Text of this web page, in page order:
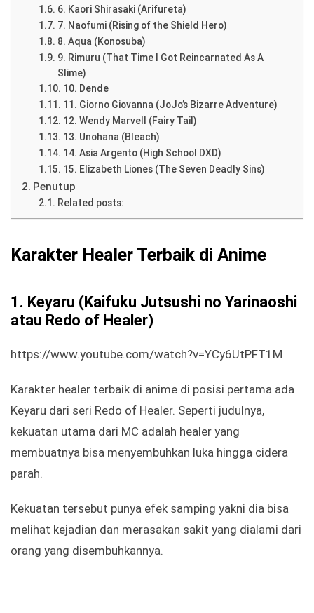
6. Kaori Shirasaki (Arifureta)
7. Naofumi (Rising of the Shield Hero)
8. Aqua (Konosuba)
9. Rimuru (That Time I Got Reincarnated As A
Slime)
10. Dende
11. Giorno Giovanna (JoJo’s Bizarre Adventure)
12. Wendy Marvell (Fairy Tail)
13. Unohana (Bleach)
14. Asia Argento (High School DXD)
15. Elizabeth Liones (The Seven Deadly Sins)
Penutup
Related posts:
Karakter Healer Terbaik di Anime
1. Keyaru (Kaifuku Jutsushi no Yarinaoshi
atau Redo of Healer)
https://www.youtube.com/watch?v=YCy6UtPFT1M
Karakter healer terbaik di anime di posisi pertama ada
Keyaru dari seri Redo of Healer. Seperti judulnya,
kekuatan utama dari MC adalah healer yang
membuatnya bisa menyembuhkan luka hingga cidera
parah.
Kekuatan tersebut punya efek samping yakni dia bisa
melihat kejadian dan merasakan sakit yang dialami dari
orang yang disembuhkannya.